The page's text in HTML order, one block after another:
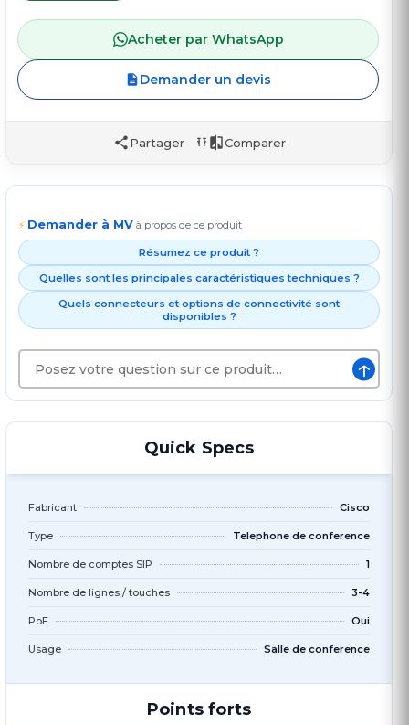
Acheter par WhatsApp
Demander un devis
Partager Comparer
⚡ Demander à MV à propos de ce produit
Résumez ce produit ?
Quelles sont les principales caractéristiques techniques ?
Quels connecteurs et options de connectivité sont
disponibles ?
↑
Quick Specs
Fabricant Cisco
Type Telephone de conference
Nombre de comptes SIP 1
Nombre de lignes / touches 3-4
PoE Oui
Usage Salle de conference
Points forts